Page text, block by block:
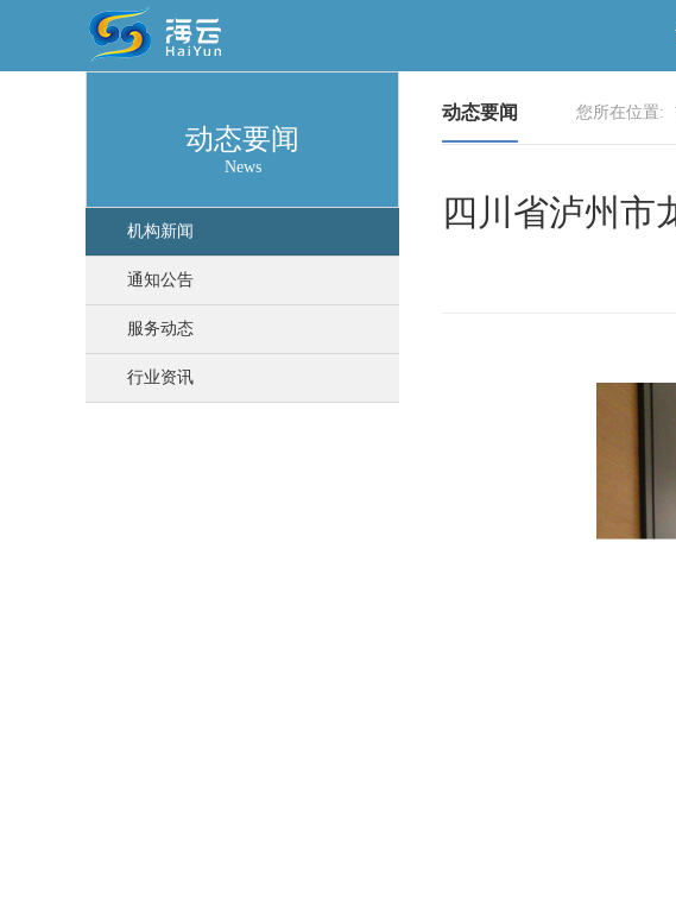
动态要闻
News
机构新闻
通知公告
服务动态
行业资讯
您所在位置:
动态要闻
四川省泸州市